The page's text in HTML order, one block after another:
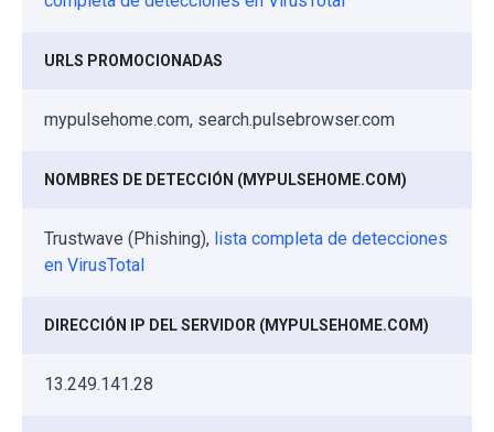
URLS PROMOCIONADAS
mypulsehome.com, search.pulsebrowser.com
NOMBRES DE DETECCIÓN (MYPULSEHOME.COM)
Trustwave (Phishing), lista completa de detecciones
en VirusTotal
DIRECCIÓN IP DEL SERVIDOR (MYPULSEHOME.COM)
13.249.141.28